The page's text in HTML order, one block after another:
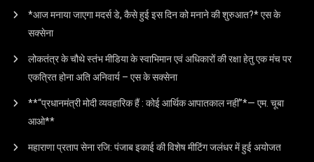
*आज मनाया जाएगा मदर्स डे, कैसे हुई इस दिन को मनाने की शुरुआत?* एस के
सक्सेना
लोकतंत्र के चौथे स्तंभ मीडिया के स्वाभिमान एवं अधिकारों की रक्षा हेतु एक मंच पर
एकत्रित होना अति अनिवार्य – एस के सक्सेना
**“प्रधानमंत्री मोदी व्यवहारिक हैं : कोई आर्थिक आपातकाल नहीं”*— एम. चूबा
आओ**
महाराणा प्रताप सेना रजि: पंजाब इकाई की विशेष मीटिंग जलंधर में हुई अयोजत